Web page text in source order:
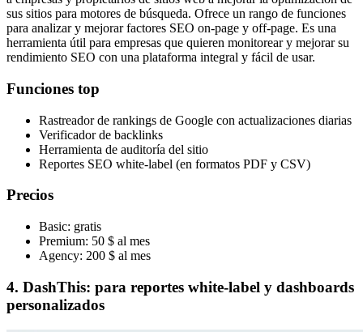
sus sitios para motores de búsqueda. Ofrece un rango de funciones
para analizar y mejorar factores SEO on-page y off-page. Es una
herramienta útil para empresas que quieren monitorear y mejorar su
rendimiento SEO con una plataforma integral y fácil de usar.
Funciones top
Rastreador de rankings de Google con actualizaciones diarias
Verificador de backlinks
Herramienta de auditoría del sitio
Reportes SEO white-label (en formatos PDF y CSV)
Precios
Basic: gratis
Premium: 50 $ al mes
Agency: 200 $ al mes
4. DashThis: para reportes white-label y dashboards
personalizados